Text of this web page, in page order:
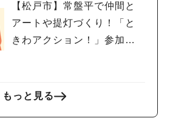
【松戸市】常盤平で仲間と
アートや提灯づくり！「と
きわアクション！」参加者
もっと見る